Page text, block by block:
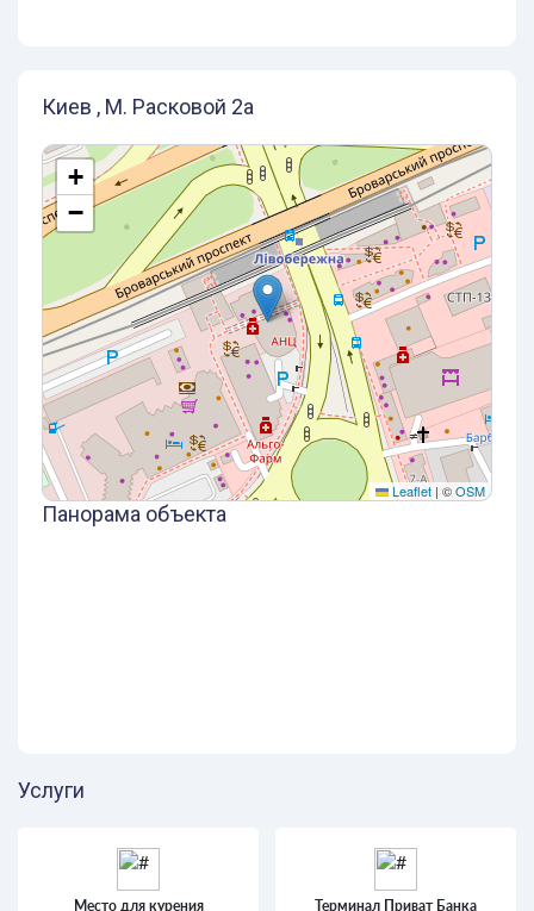
Киев , М. Расковой 2а
+
−
Leaflet | ©OSM
Панорама объекта
Услуги
Место для курения Терминал Приват Банка